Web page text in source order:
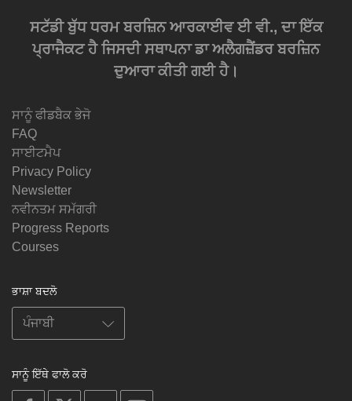
ਸਟੱਡੀ ਬੁੱਧ ਧਰਮ ਬਰਜ਼ਿਨ ਆਰਕਾਈਵ ਈ ਵੀ., ਦਾ ਇੱਕ
ਪ੍ਰਾਜੈਕਟ ਹੈ ਜਿਸਦੀ ਸਥਾਪਨਾ ਡਾ ਅਲੈਗਜ਼ੈਂਡਰ ਬਰਜ਼ਿਨ
ਦੁਆਰਾ ਕੀਤੀ ਗਈ ਹੈ।
ਸਾਨੂੰ ਫੀਡਬੈਕ ਭੇਜੋ
FAQ
ਸਾਈਟਮੈਪ
Privacy Policy
Newsletter
ਨਵੀਨਤਮ ਸਮੱਗਰੀ
Progress Reports
Courses
ਭਾਸ਼ਾ ਬਦਲੋ
ਸਾਨੂੰ ਇੱਥੇ ਫਾਲੋ ਕਰੋ
on